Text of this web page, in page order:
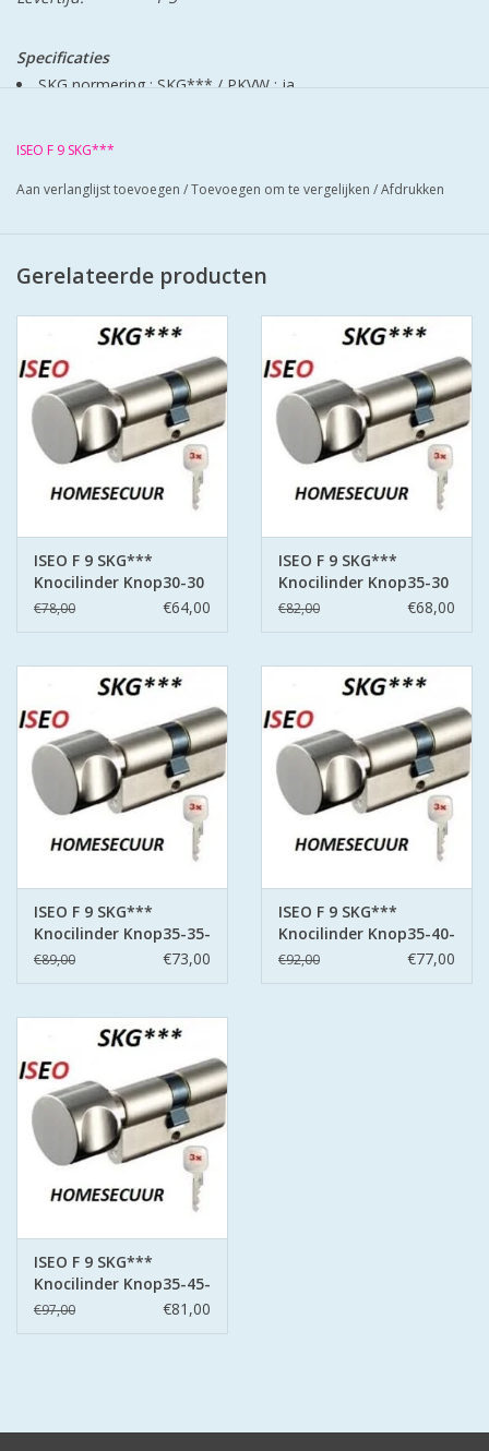
Specificaties
SKG normering : SKG*** / PKVW : ja
Boorbeveiliging : ja
Type sleutel : standaard cilindersleutel
Breekbeveiliging : ja
Materiaal : messing
Kleur/afwerking : mat vernikkeld
ISEO F 9 SKG***
Aan verlanglijst toevoegen /Toevoegen om te vergelijken /Afdrukken
Gerelateerde producten
ISEO F 9 SKG***
Knocilinder Knop30-30
3 sleutels
€78,00 €64,00
ISEO F 9 SKG***
Knocilinder Knop35-30
3 sleutels
€82,00 €68,00
ISEO F 9 SKG***
Knocilinder Knop35-35-
3- sleutels
€89,00 €73,00
ISEO F 9 SKG***
Knocilinder Knop35-40-
3- sleutels
€92,00 €77,00
ISEO F 9 SKG***
Knocilinder Knop35-45-
3- sleutels
€97,00 €81,00